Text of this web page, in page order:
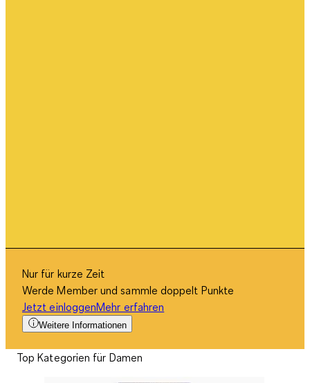
Nur für kurze Zeit
Werde Member und sammle doppelt Punkte
Jetzt einloggenMehr erfahren
Weitere Informationen
Top Kategorien für Damen